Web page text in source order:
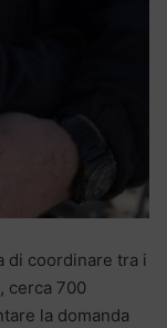
di coordinare tra i
cerca 700
la domanda